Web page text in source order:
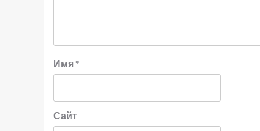
Имя *
Сайт